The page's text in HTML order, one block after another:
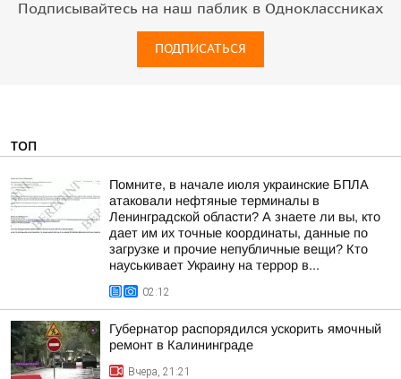
Подписывайтесь на наш паблик в Одноклассниках
ПОДПИСАТЬСЯ
ТОП
Помните, в начале июля украинские БПЛА
атаковали нефтяные терминалы в
Ленинградской области? А знаете ли вы, кто
дает им их точные координаты, данные по
загрузке и прочие непубличные вещи? Кто
науськивает Украину на террор в...
02:12
Губернатор распорядился ускорить ямочный
ремонт в Калининграде
Вчера, 21:21